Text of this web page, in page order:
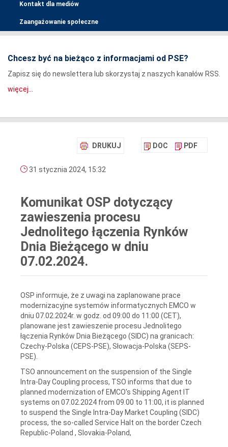
Kontakt dla mediów
Zaangażowanie społeczne
Chcesz być na bieżąco z informacjami od PSE?
Zapisz się do newslettera lub skorzystaj z naszych kanałów RSS.
więcej...
DRUKUJ DOC PDF
31 stycznia 2024, 15:32
Komunikat OSP dotyczący
zawieszenia procesu
Jednolitego łączenia Rynków
Dnia Bieżącego w dniu
07.02.2024.
OSP informuje, że z uwagi na zaplanowane prace
modernizacyjne systemów informatycznych EMCO w
dniu 07.02.2024r. w godz. od 09:00 do 11:00 (CET),
planowane jest zawieszenie procesu Jednolitego
łączenia Rynków Dnia Bieżącego (SIDC) na granicach:
Czechy-Polska (CEPS-PSE), Słowacja-Polska (SEPS-
PSE).
TSO announcement on the suspension of the Single
Intra-Day Coupling process, TSO informs that due to
planned modernization of EMCO's Shipping Agent IT
systems on 07.02.2024 from 09.00 to 11:00, it is planned
to suspend the Single Intra-Day Market Coupling (SIDC)
process, the so-called Service Halt on the border Czech
Republic-Poland , Slovakia-Poland,